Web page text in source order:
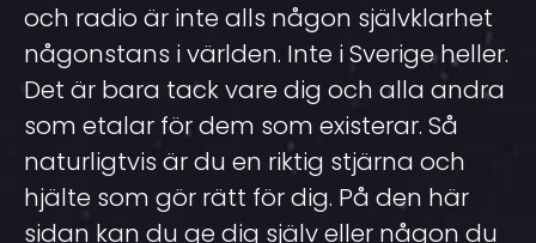
och radio är inte alls någon självklarhet
någonstans i världen. Inte i Sverige heller.
Det är bara tack vare dig och alla andra
som etalar för dem som existerar. Så
naturligtvis är du en riktig stjärna och
hjälte som gör rätt för dig. På den här
sidan kan du ge dig själv eller någon du